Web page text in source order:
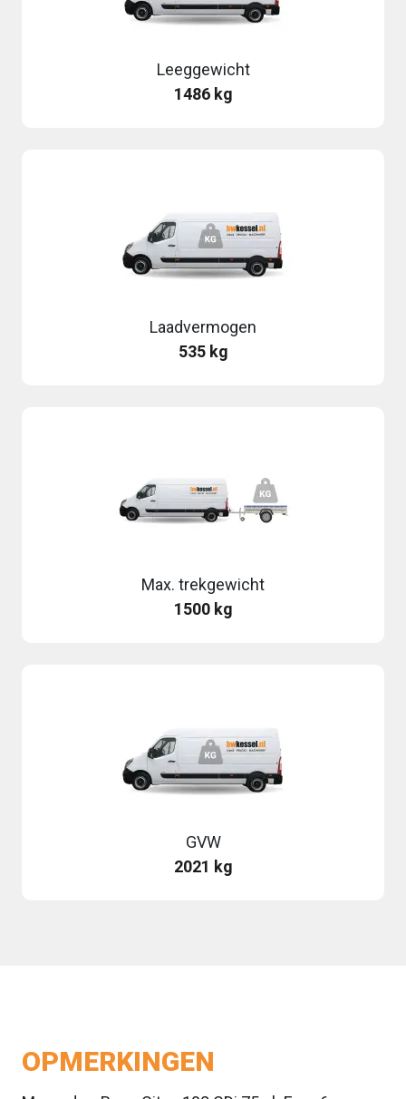
Leeggewicht
1486 kg
Laadvermogen
535 kg
Max. trekgewicht
1500 kg
GVW
2021 kg
OPMERKINGEN